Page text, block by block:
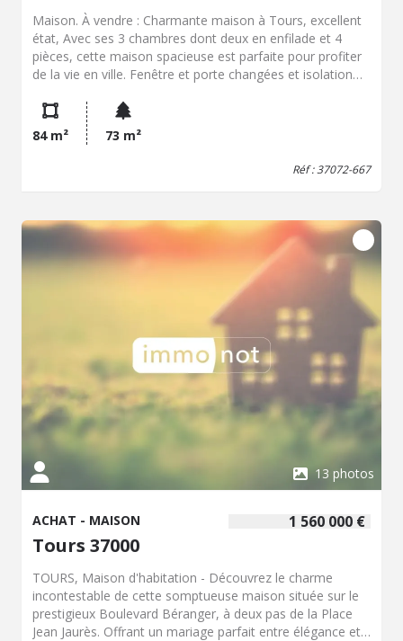
Maison. À vendre : Charmante maison à Tours, excellent
état, Avec ses 3 chambres dont deux en enfilade et 4
pièces, cette maison spacieuse est parfaite pour profiter
de la vie en ville. Fenêtre et porte changées et isolation
proximité immédiate des commodités. Une cour, ,une
entrée, un séjour lumineux, une cuisine aménagée, 2
chambres en enfilade et une troisième petite chambre,
salle d'eau, et WC. Un sous sol faisant office de
une visite !
84 m² 73 m²
Réf : 37072-667
13 photos
1 560 000 €
ACHAT - MAISON
Tours 37000
TOURS, Maison d'habitation - Découvrez le charme
incontestable de cette somptueuse maison située sur le
prestigieux Boulevard Béranger, à deux pas de la Place
Jean Jaurès. Offrant un mariage parfait entre élégance et